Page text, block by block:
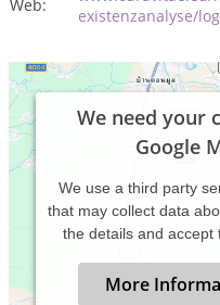
Web:
existenzanalyse/
We need your
Google
We use a third party
that may collect data
the details and accept
More